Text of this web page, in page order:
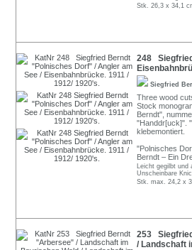
Stk. 26,3 x 34,1
248
Siegfried
Three wood
Stock
Berndt",
"Handdr[uck]".
klebemontiert.
"Polnisches
Berndt – Ein
Leicht gegilbt und
Unscheinbare
Stk. max. 24,2 x
253
/ Landschaft